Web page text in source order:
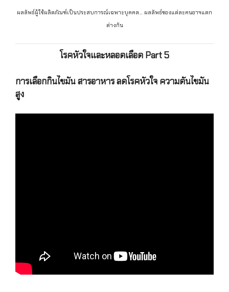
ผลลัพธ์ผู้ใช้ผลิตภัณฑ์เป็นประสบการณ์เฉพาะบุคคล… ผลลัพธ์ของแต่ละคนอาจแตก
ต่างกัน
โรคหัวใจและหลอดเลือด Part 5
การเลือกกินไขมัน สารอาหาร ลดโรคหัวใจ ความดันไขมัน
สูง